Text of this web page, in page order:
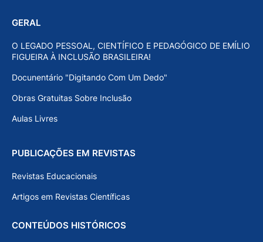
GERAL
O LEGADO PESSOAL, CIENTÍFICO E PEDAGÓGICO DE EMÍLIO
FIGUEIRA À INCLUSÃO BRASILEIRA!
Docunentário "Digitando Com Um Dedo"
Obras Gratuitas Sobre Inclusão
Aulas Livres
PUBLICAÇÕES EM REVISTAS
Revistas Educacionais
Artigos em Revistas Científicas
CONTEÚDOS HISTÓRICOS